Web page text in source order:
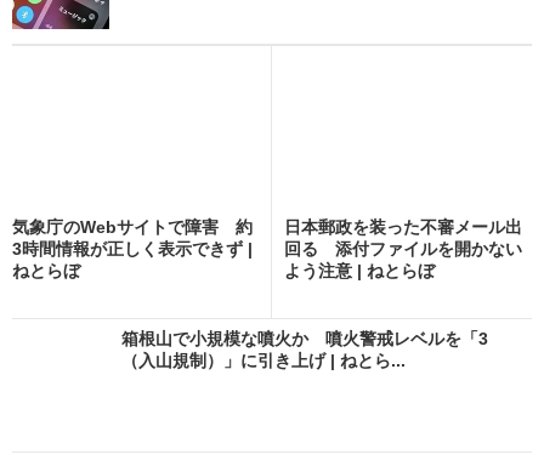
気象庁のWebサイトで障害 約
3時間情報が正しく表示できず |
ねとらぼ
日本郵政を装った不審メール出
回る 添付ファイルを開かない
よう注意 | ねとらぼ
箱根山で小規模な噴火か 噴火警戒レベルを「3
（入山規制）」に引き上げ | ねとら...